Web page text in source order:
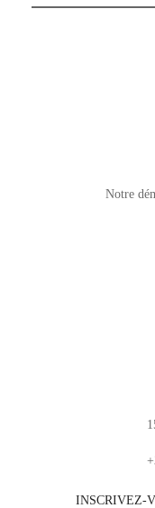
Notre
INSCRIVEZ-